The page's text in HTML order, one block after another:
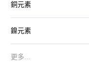
銅元素
鎳元素
更多...